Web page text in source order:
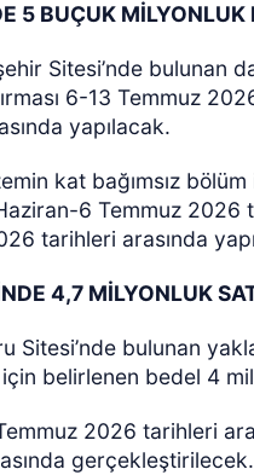
5 BUÇUK MİLYONLUK
Sitesi’nde bulunan
6-13 Temmuz
yapılacak.
kat bağımsız
6 Temmuz 2026
tarihleri arasında
4,7 MİLYONLUK
Sitesi’nde bulunan
için belirlenen bedel 4
2026 tarihleri
gerçekleştirilecek.